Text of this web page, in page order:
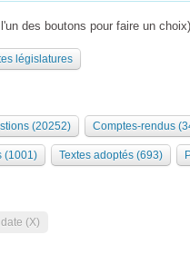
Bureau Collège des
des boutons pour faire un choix)
législatures
(20252) Comptes-rendus
(1001) Textes adoptés (693)
(X)